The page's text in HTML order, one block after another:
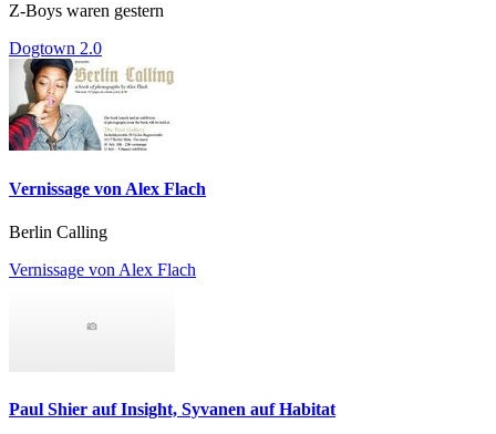
Z-Boys waren gestern
Dogtown 2.0
Vernissage von Alex Flach
Berlin Calling
Vernissage von Alex Flach
Paul Shier auf Insight, Syvanen auf Habitat